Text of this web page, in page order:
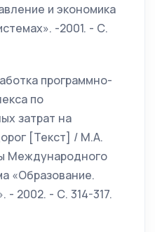
и экономика
-2001. - С.
программно-
по
затрат на
[Текст] / М.А.
Международного
«Образование.
- 2002. - С. 314-317.